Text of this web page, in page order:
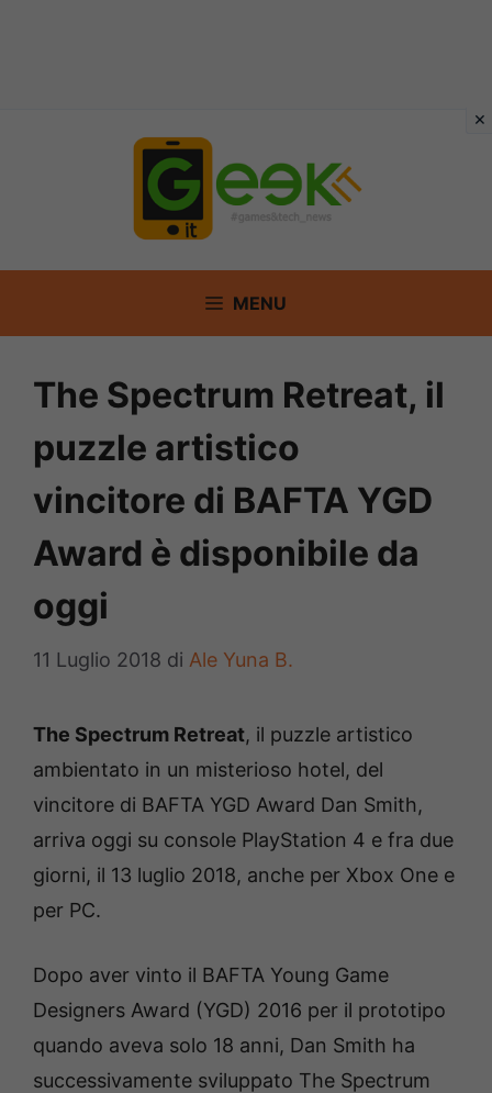
MENU
The Spectrum Retreat, il
puzzle artistico
vincitore di BAFTA YGD
Award è disponibile da
oggi
11 Luglio 2018 di Ale Yuna B.
The Spectrum Retreat, il puzzle artistico
ambientato in un misterioso hotel, del
vincitore di BAFTA YGD Award Dan Smith,
arriva oggi su console PlayStation 4 e fra due
giorni, il 13 luglio 2018, anche per Xbox One e
per PC.
Dopo aver vinto il BAFTA Young Game
Designers Award (YGD) 2016 per il prototipo
quando aveva solo 18 anni, Dan Smith ha
successivamente sviluppato The Spectrum